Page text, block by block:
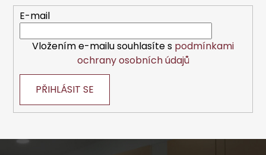
E-mail
Vložením e-mailu souhlasíte s podmínkami
ochrany osobních údajů
PŘIHLÁSIT SE